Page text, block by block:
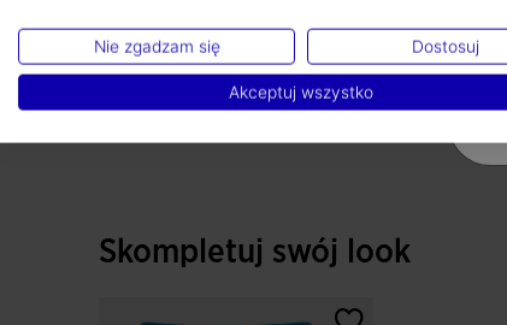
Skompletuj swój look
Nie zgadzam się Dostosuj
Akceptuj wszystko